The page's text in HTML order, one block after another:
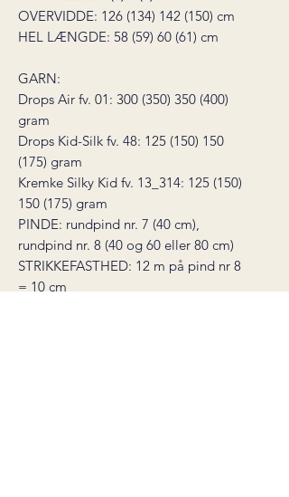
OVERVIDDE: 126 (134) 142 (150) cm
HEL LÆNGDE: 58 (59) 60 (61) cm
GARN:
Drops Air fv. 01: 300 (350) 350 (400)
gram
Drops Kid-Silk fv. 48: 125 (150) 150
(175) gram
Kremke Silky Kid fv. 13_314: 125 (150)
150 (175) gram
PINDE: rundpind nr. 7 (40 cm),
rundpind nr. 8 (40 og 60 eller 80 cm)
STRIKKEFASTHED: 12 m på pind nr 8
= 10 cm